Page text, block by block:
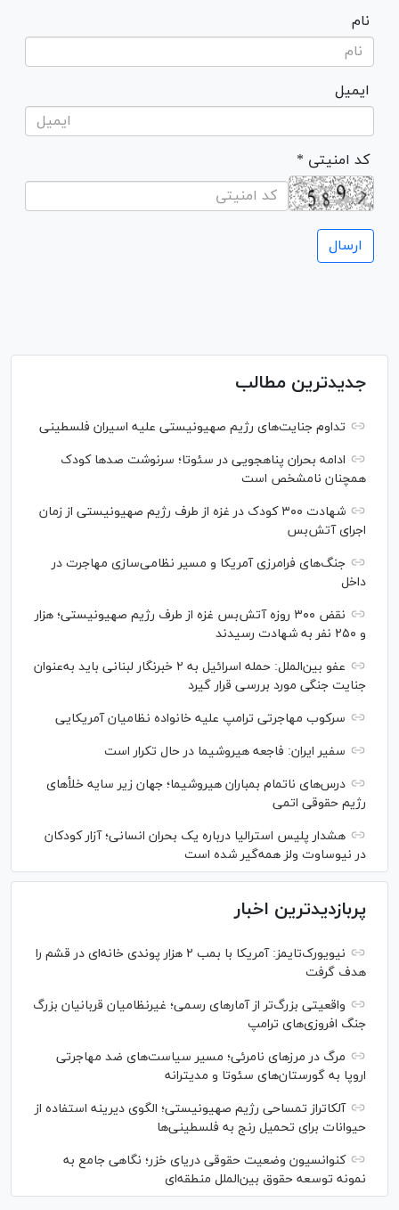
نام
ایمیل
* کد امنیتی
جدیدترین مطالب
تداوم جنایت‌های رژیم صهیونیستی علیه اسیران فلسطینی
ادامه بحران پناهجویی در سئوتا؛ سرنوشت صدها کودک
همچنان نامشخص است
شهادت ۳۰۰ کودک در غزه از طرف رژیم صهیونیستی از زمان
اجرای آتش‌بس
جنگ‌های فرامرزی آمریکا و مسیر نظامی‌سازی مهاجرت در
داخل
نقض ۳۰۰ روزه آتش‌بس غزه از طرف رژیم صهیونیستی؛ هزار
و ۲۵۰ نفر به شهادت رسیدند
عفو بین‌الملل: حمله اسرائیل به ۲ خبرنگار لبنانی باید به‌عنوان
جنایت جنگی مورد بررسی قرار گیرد
سرکوب مهاجرتی ترامپ علیه خانواده نظامیان آمریکایی
سفیر ایران: فاجعه هیروشیما در حال تکرار است
درس‌های ناتمام بمباران هیروشیما؛ جهان زیر سایه خلأ‌های
رژیم حقوقی اتمی
هشدار پلیس استرالیا درباره یک بحران انسانی؛ آزار کودکان
در نیوساوت ولز همه‌گیر شده است
پربازدیدترین اخبار
نیویورک‌تایمز: آمریکا با بمب ۲ هزار پوندی خانه‌ای در قشم را
هدف گرفت
واقعیتی بزرگ‌تر از آمار‌های رسمی؛ غیرنظامیان قربانیان بزرگ
جنگ افروزی‌های ترامپ
مرگ در مرز‌های نامرئی؛ مسیر سیاست‌های ضد مهاجرتی
اروپا به گورستان‌های سئوتا و مدیترانه
آلکاتراز تمساحی رژیم صهیونیستی؛ الگوی دیرینه استفاده از
حیوانات برای تحمیل رنج به فلسطینی‌ها
کنوانسیون وضعیت حقوقی دریای خزر؛ نگاهی جامع به
نمونه توسعه حقوق بین‌الملل منطقه‌ای